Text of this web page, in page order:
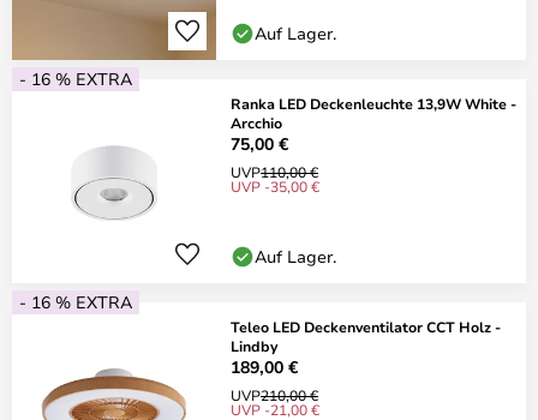
Auf Lager.
- 16 % EXTRA
Ranka LED Deckenleuchte 13,9W White -
Arcchio
75,00 €
UVP110,00 €
UVP -35,00 €
Auf Lager.
- 16 % EXTRA
Teleo LED Deckenventilator CCT Holz -
Lindby
189,00 €
UVP210,00 €
UVP -21,00 €